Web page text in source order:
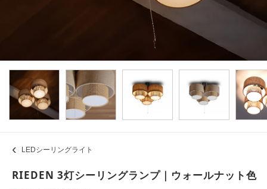
LEDシーリングライト
RIEDEN 3灯シーリングランプ｜ウォールナット色